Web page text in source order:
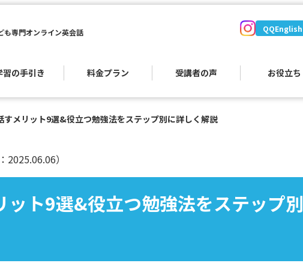
も専門オンライン英会話
習の手引き 料金プラン 受講者の声 お役立ち
QQEnglish
すメリット9選&役立つ勉強法をステップ別に詳しく解説
2025.06.06）
ット9選&役立つ勉強法をステップ別